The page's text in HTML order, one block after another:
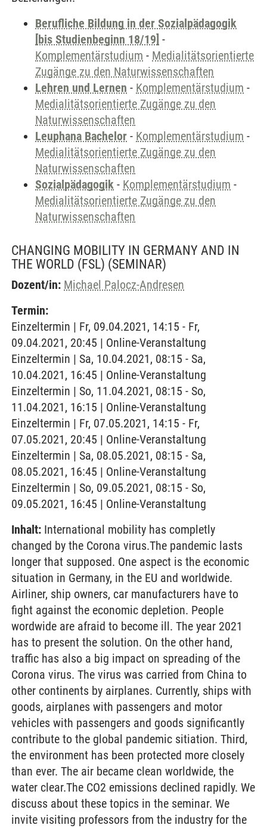
Berufliche Bildung in der Sozialpädagogik
[bis Studienbeginn 18/19] -
Komplementärstudium - Medialitätsorientierte
Zugänge zu den Naturwissenschaften
Lehren und Lernen - Komplementärstudium -
Medialitätsorientierte Zugänge zu den
Naturwissenschaften
Leuphana Bachelor - Komplementärstudium -
Medialitätsorientierte Zugänge zu den
Naturwissenschaften
Sozialpädagogik - Komplementärstudium -
Medialitätsorientierte Zugänge zu den
Naturwissenschaften
CHANGING MOBILITY IN GERMANY AND IN
THE WORLD (FSL) (SEMINAR)
Dozent/in: Michael Palocz-Andresen
Termin:
Einzeltermin | Fr, 09.04.2021, 14:15 - Fr,
09.04.2021, 20:45 | Online-Veranstaltung
Einzeltermin | Sa, 10.04.2021, 08:15 - Sa,
10.04.2021, 16:45 | Online-Veranstaltung
Einzeltermin | So, 11.04.2021, 08:15 - So,
11.04.2021, 16:15 | Online-Veranstaltung
Einzeltermin | Fr, 07.05.2021, 14:15 - Fr,
07.05.2021, 20:45 | Online-Veranstaltung
Einzeltermin | Sa, 08.05.2021, 08:15 - Sa,
08.05.2021, 16:45 | Online-Veranstaltung
Einzeltermin | So, 09.05.2021, 08:15 - So,
09.05.2021, 16:45 | Online-Veranstaltung
Inhalt: International mobility has completly
changed by the Corona virus.The pandemic lasts
longer that supposed. One aspect is the economic
situation in Germany, in the EU and worldwide.
Airliner, ship owners, car manufacturers have to
fight against the economic depletion. People
wordwide are afraid to become ill. The year 2021
has to present the solution. On the other hand,
traffic has also a big impact on spreading of the
Corona virus. The virus was carried from China to
other continents by airplanes. Currently, ships with
goods, airplanes with passengers and motor
vehicles with passengers and goods significantly
contribute to the global pandemic sitiation. Third,
the environment has been protected more closely
than ever. The air became clean worldwide, the
water clear.The CO2 emissions declined rapidly. We
discuss about these topics in the seminar. We
invite visiting professors from the industry for the